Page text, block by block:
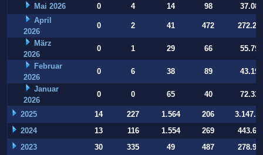
Mai 2026 0 4 14 98
37.084
April
2026
0 2 41 472
März
2026
0 1 29 66
55.794
Februar
2026
0 6 38 89
43.197
Januar
2026
0 0 65 40 72.332
2025 14 227 1.564 206
2024
13 116 1.554 269
2023
30 335 49 487